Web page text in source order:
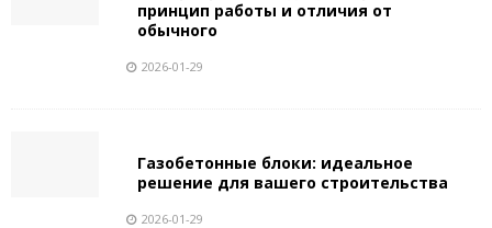
принцип работы и отличия от
обычного
2026-01-29
Газобетонные блоки: идеальное
решение для вашего строительства
2026-01-29